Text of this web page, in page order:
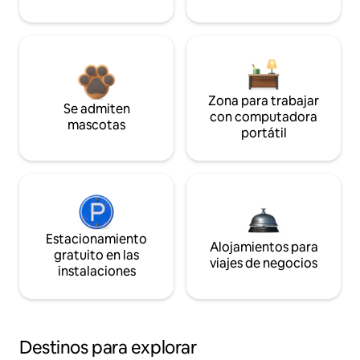
Se admiten
mascotas
Zona para trabajar
con computadora
portátil
Estacionamiento
gratuito en las
instalaciones
Alojamientos para
viajes de negocios
Destinos para explorar